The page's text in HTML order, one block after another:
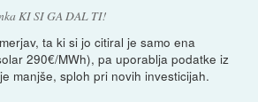
KI SI GA DAL TI!
ta ki si jo citiral je samo ena
290€/MWh), pa uporablja podatke iz
manjše, sploh pri novih investicijah.